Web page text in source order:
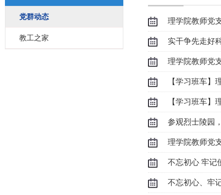
党群动态
教工之家
理学院教师党
理学院教师党
【学习班车】
【学习班车】
参观烈士陵园
理学院教师党
不忘初心 牢记
不忘初心、牢